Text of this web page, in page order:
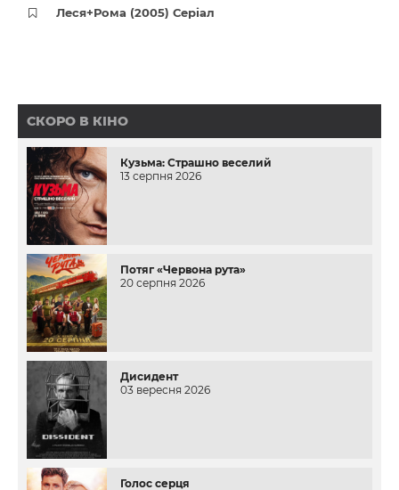
Леся+Рома (2005) Серіал
СКОРО В КІНО
Кузьма: Страшно веселий
13 серпня 2026
Потяг «Червона рута»
20 серпня 2026
Дисидент
03 вересня 2026
Голос серця